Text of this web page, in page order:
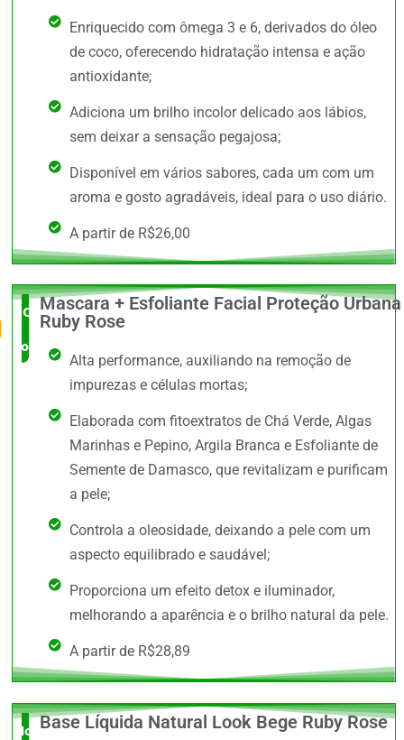
Enriquecido com ômega 3 e 6, derivados do óleo
de coco, oferecendo hidratação intensa e ação
antioxidante;
Adiciona um brilho incolor delicado aos lábios,
sem deixar a sensação pegajosa;
Disponível em vários sabores, cada um com um
aroma e gosto agradáveis, ideal para o uso diário.
A partir de R$26,00
O Mais
completo
Mascara + Esfoliante Facial Proteção Urbana
Ruby Rose
Alta performance, auxiliando na remoção de
impurezas e células mortas;
Elaborada com fitoextratos de Chá Verde, Algas
Marinhas e Pepino, Argila Branca e Esfoliante de
Semente de Damasco, que revitalizam e purificam
a pele;
Controla a oleosidade, deixando a pele com um
aspecto equilibrado e saudável;
Proporciona um efeito detox e iluminador,
melhorando a aparência e o brilho natural da pele.
A partir de R$28,89
Novidade
Base Líquida Natural Look Bege Ruby Rose